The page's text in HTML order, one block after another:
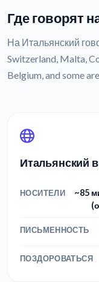
Где говорят
На Итальянский
Switzerland, Malta,
Belgium, and some
Итальянский
НОСИТЕЛИ
~85
ПИСЬМЕННОСТЬ
ПОЗДОРОВАТЬСЯ